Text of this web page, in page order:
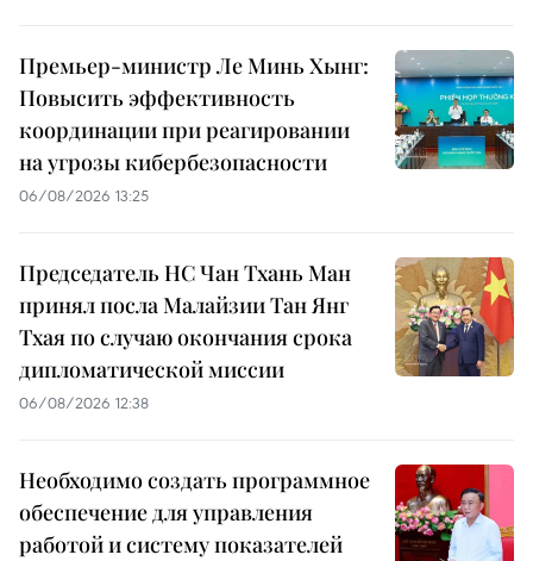
Премьер-министр Ле Минь Хынг:
Повысить эффективность
координации при реагировании
на угрозы кибербезопасности
06/08/2026 13:25
Председатель НС Чан Тхань Ман
принял посла Малайзии Тан Янг
Тхая по случаю окончания срока
дипломатической миссии
06/08/2026 12:38
Необходимо создать программное
обеспечение для управления
работой и систему показателей